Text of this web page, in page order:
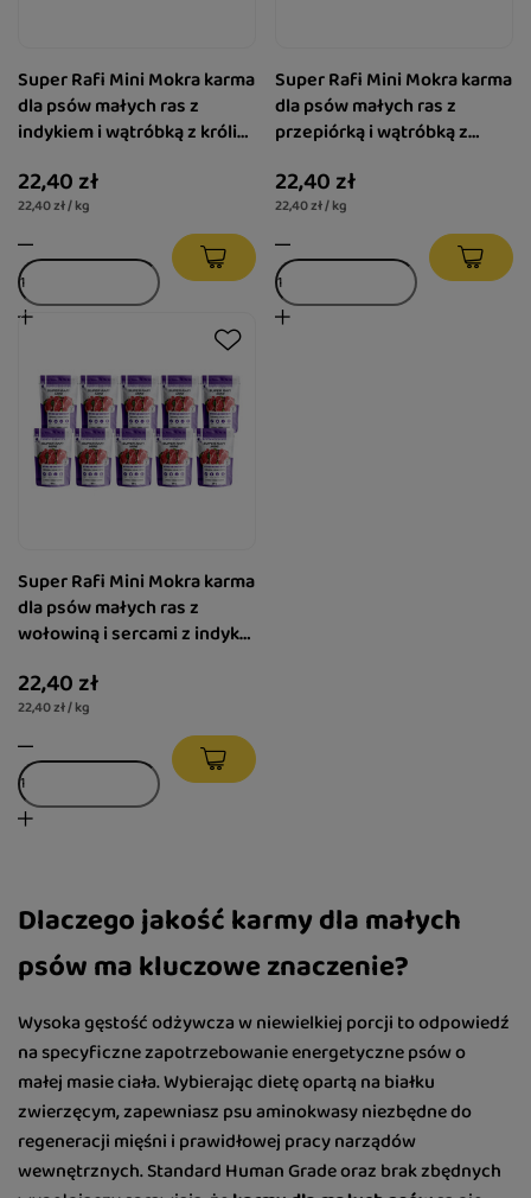
Super Rafi Mini Mokra karma
dla psów małych ras z
indykiem i wątróbką z królika
22,40 zł
22,40 zł / kg
Super Rafi Mini Mokra karma
dla psów małych ras z
przepiórką i wątróbką z
22,40 zł
22,40 zł / kg
Super Rafi Mini Mokra karma
dla psów małych ras z
wołowiną i sercami z indyka
22,40 zł
22,40 zł / kg
Dlaczego jakość karmy dla małych
psów ma kluczowe znaczenie?
Wysoka gęstość odżywcza w niewielkiej porcji to odpowiedź
na specyficzne zapotrzebowanie energetyczne psów o
małej masie ciała. Wybierając dietę opartą na białku
zwierzęcym, zapewniasz psu aminokwasy niezbędne do
regeneracji mięśni i prawidłowej pracy narządów
wewnętrznych. Standard Human Grade oraz brak zbędnych